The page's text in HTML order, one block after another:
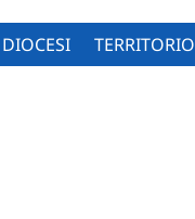
DIOCESI TERRITORIO